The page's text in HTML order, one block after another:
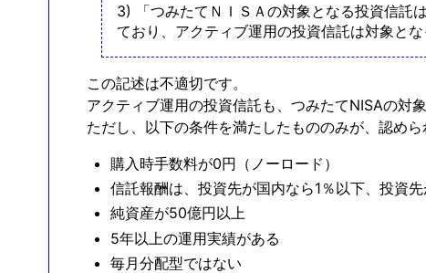
3) 「つみたてＮＩＳＡの対象となる投資信託
ており、アクティブ運用の投資信託は対象とな
この記述は不適切です。
アクティブ運用の投資信託も、つみたてNISAの対
ただし、以下の条件を満たしたもののみが、認めら
購入時手数料が0円（ノーロード）
信託報酬は、投資先が国内なら1％以下、投資
純資産が50億円以上
5年以上の運用実績がある
毎月分配型ではない